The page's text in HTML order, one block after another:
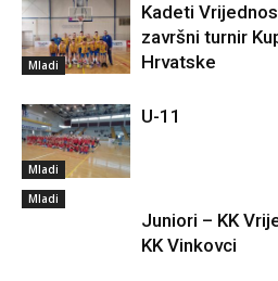
Mladi
Kadeti
završni turnir
Hrvatske
Mladi
U-11
Mladi
Juniori – KK
KK Vinkovci